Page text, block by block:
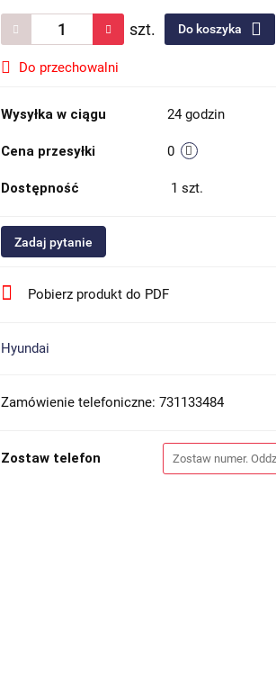
szt. Do koszyka
Do przechowalni
Wysyłka w ciągu 24 godzin
Cena przesyłki 0
Dostępność 1 szt.
Zadaj pytanie
Pobierz produkt do PDF
Hyundai
Zamówienie telefoniczne: 731133484
Zostaw telefon